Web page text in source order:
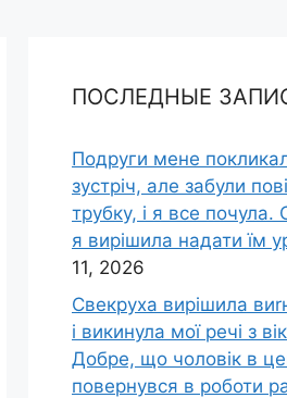
ПОСЛЕДНЫЕ
Подруги мене
зустріч, але забули
трубку, і я все почула.
я вирішила надати їм
11, 2026
Свекруха вирішила
і викинула мої речі з
Добре, що чоловік в
повернувся в роботи